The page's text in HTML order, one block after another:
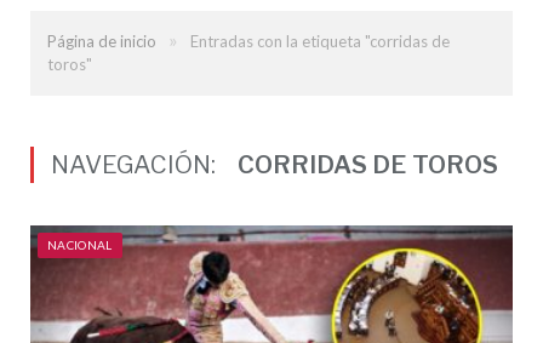
Página de inicio »
Entradas con la etiqueta "corridas de
toros"
NAVEGACIÓN: CORRIDAS DE TOROS
NACIONAL